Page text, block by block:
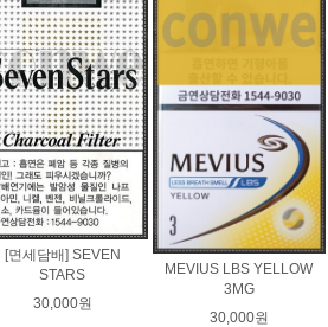
[면세담배] SEVEN
STARS
30,000원
MEVIUS LBS YELLOW
3MG
30,000원